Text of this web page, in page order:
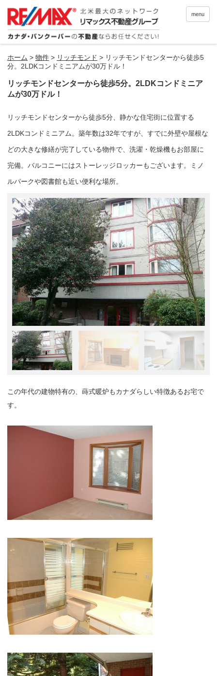
menu
ホーム > 物件 > リッチモンド > リッチモンドセンターから徒歩5
分。2LDKコンドミニアムが30万ドル！
リッチモンドセンターから徒歩5分。2LDKコンドミニア
ムが30万ドル！
リッチモンドセンターから徒歩5分、静かな住宅街に位置する
2LDKコンドミニアム。築年数は32年ですが、すでに外壁や屋根な
どの大きな修繕が完了している物件で、洗濯・乾燥機もお部屋に
完備。バルコニーにはストーレッジロッカーもございます。ミノ
ルパークや図書館も近い便利な場所。
この年代の建物特有の、蒔式暖炉もカナダらしい特徴あるお宅で
す。